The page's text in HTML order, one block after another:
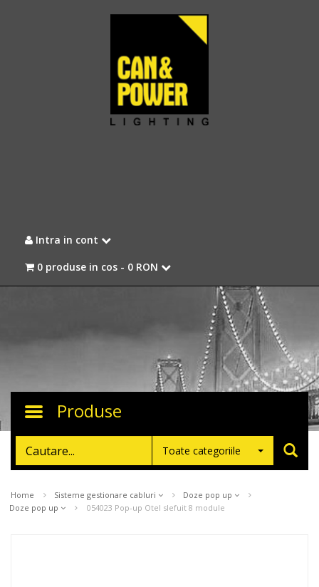
Intra in cont
0 produse in cos - 0 RON
Toggle
Produse
Toate categoriile
Home Sisteme gestionare cabluri
Doze pop up
Doze pop up
054023 Pop-up Otel slefuit 8 module